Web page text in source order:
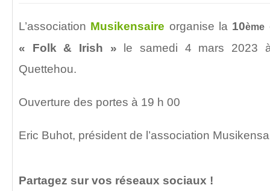
L’association Musikensaire organise la 10ème
« Folk & Irish » le samedi 4 mars 2023
Quettehou.
Ouverture des portes à 19 h 00
Eric Buhot, président de l’association
Partagez sur vos réseaux sociaux !